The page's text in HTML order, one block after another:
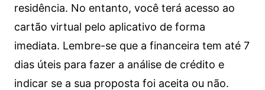
residência. No entanto, você terá acesso ao
cartão virtual pelo aplicativo de forma
imediata. Lembre-se que a financeira tem até 7
dias úteis para fazer a análise de crédito e
indicar se a sua proposta foi aceita ou não.